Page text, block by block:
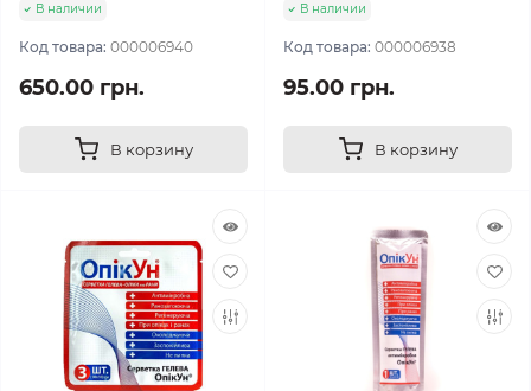
В наличии
Код товара: 000006940
650.00 грн.
В корзину
В наличии
Код товара: 000006938
95.00 грн.
В корзину